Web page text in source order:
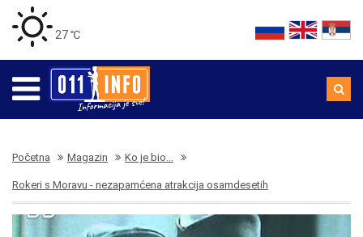
27 ℃
Početna Magazin Ko je bio...
Rokeri s Moravu - nezapamćena atrakcija osamdesetih